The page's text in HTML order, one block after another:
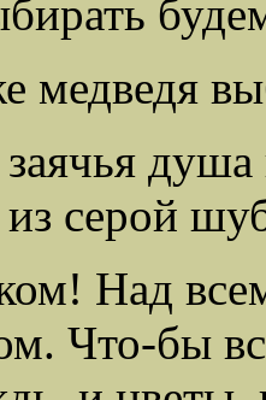
медведя
серой
Над
Что-бы